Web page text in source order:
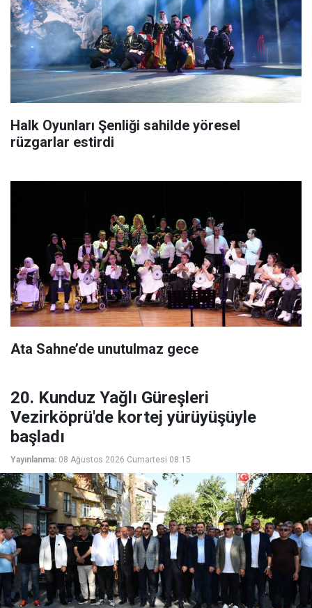
Halk Oyunları Şenliği sahilde yöresel
rüzgarlar estirdi
Ata Sahne’de unutulmaz gece
20. Kunduz Yağlı Güreşleri
Vezirköprü'de kortej yürüyüşüyle
başladı
Yayınlanma: 08 Ağustos 2026 Cumartesi 08:15